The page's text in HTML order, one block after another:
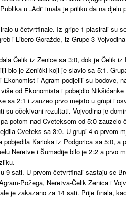
u „Adi“ imala je priliku da na djelu
u četvrtfinale. Iz gripe 1 plasirali su
i Libero Goražde, iz Grupe 3
Čelik iz Zenice sa 3:0, dok je Čelik iz
bio je Zenički koji je slavio sa 5:1.
i Agram podjelili su bodove,
od Ekonomista i pobejdio
sa 2:1 i zauzeo prvo mejsto u grupi i
su očekivani rezultati. Vojvodina je
potom nad Cveteksom od 5:0 zauzelo
Cveteks sa 3:0. U grupi 4 o prvom
Karioka iz Podgorica sa 5:0, a
Neretve i Šumadije bilo je 2:2 a prvo
9 sati. U prvom četvrtfinali sastaju se
Požega, Neretva-Čelik Zenica i
je zakazano za 14 sati. Prije finala,